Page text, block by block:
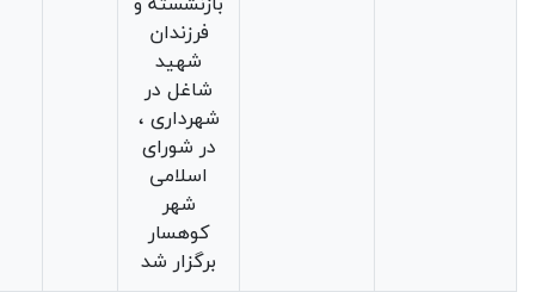
فرزندان
شهید
شاغل در
شهرداری ،
در شورای
اسلامی
شهر
کوهسار
برگزار شد